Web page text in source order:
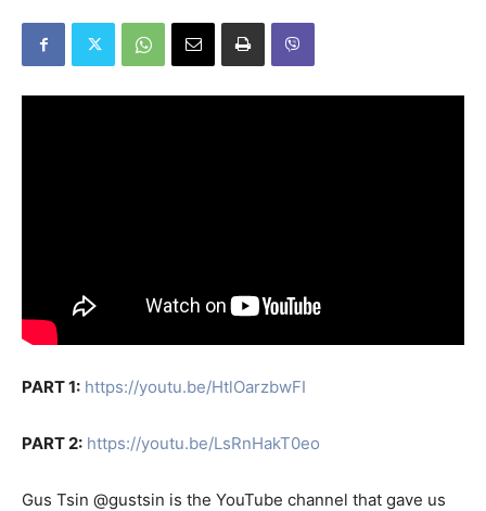
PART 1: https://youtu.be/HtlOarzbwFI
PART 2: https://youtu.be/LsRnHakT0eo
Gus Tsin ‪@gustsin‬ is the YouTube channel that gave us